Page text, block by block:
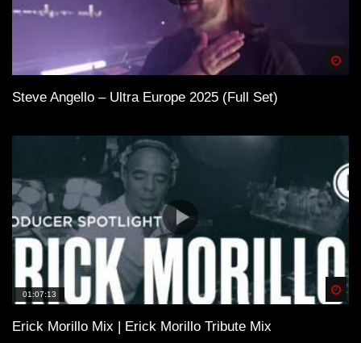
Steve Angello – Ultra Europe 2025 (Full Set)
01:07:13
Erick Morillo Mix | Erick Morillo Tribute Mix